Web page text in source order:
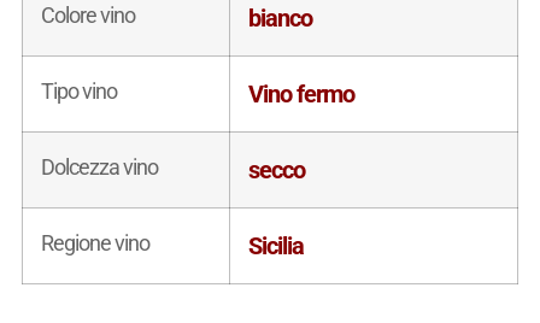
Colore vino bianco
Tipo vino Vino fermo
Dolcezza vino secco
Regione vino Sicilia